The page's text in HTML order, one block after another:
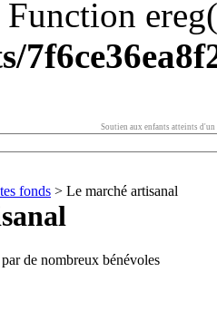
Function
Soutien aux enfants atteints d'un
fonds > Le marché artisanal
de nombreux bénévoles